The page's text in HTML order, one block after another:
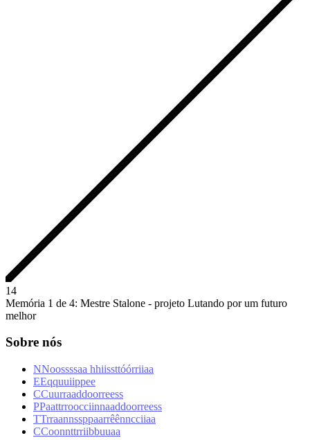
14
Memória 1 de 4: Mestre Stalone - projeto Lutando por um futuro
melhor
Sobre nós
NNoossssaa hhiissttóórriiaa
EEqquuiippee
CCuurraaddoorreess
PPaattrroocciinnaaddoorreess
TTrraannssppaarrêênncciiaa
CCoonnttrriibbuuaa